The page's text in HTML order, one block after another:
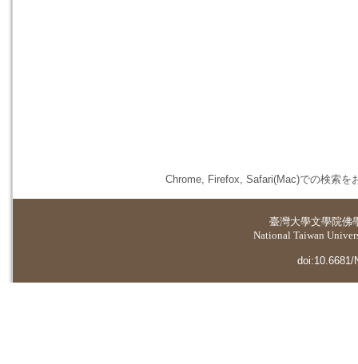
Chrome, Firefox, Safari(Mac)での検索を
臺灣大學文學院佛
National Taiwan
doi:10.6681/